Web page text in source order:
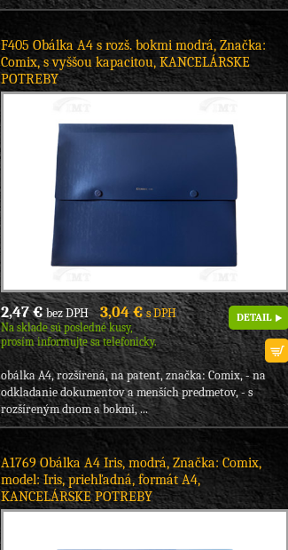
F405 Obálka A4 s rozš. bokmi modrá, Značka:
Comix, s vyššou kapacitou, KANCELÁRSKE
POTREBY
2,47 €bez DPH 3,04 €s DPH
Na sklade sú posledné kusy,
prosím informujte sa telefonicky.
DETAIL
obálka A4, rozšírená, na patent, značka: Comix, - na
odkladanie dokumentov a menších predmetov, - s
rozšíreným dnom a bokmi, ...
A1769 Obálka A4 Iris, modrá, Značka: Comix,
model: Iris, priehľadná, formát A4,
KANCELÁRSKE POTREBY